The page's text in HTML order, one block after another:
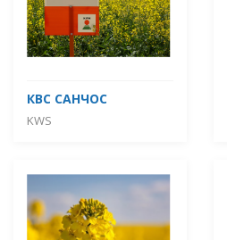
КВС САНЧОС
KWS